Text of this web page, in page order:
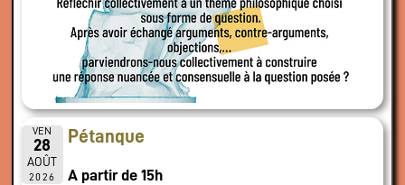
VEN
28
AOÛT
2026
Pétanque
A partir de 15h